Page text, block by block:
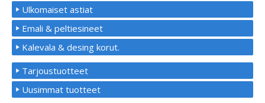
Ulkomaiset astiat
Emali & peltiesineet
Kalevala & desing korut.
Tarjoustuotteet
Uusimmat tuotteet